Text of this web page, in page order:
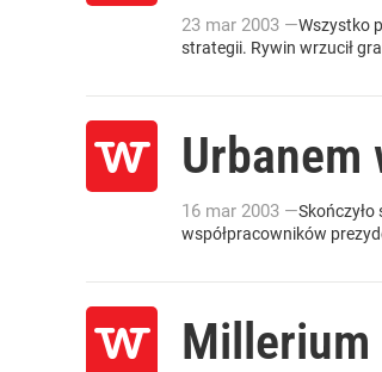
23 mar 2003 —Wszystko
strategii. Rywin wrzucił
Urbanem
16 mar 2003 —
współpracowników
Millerium